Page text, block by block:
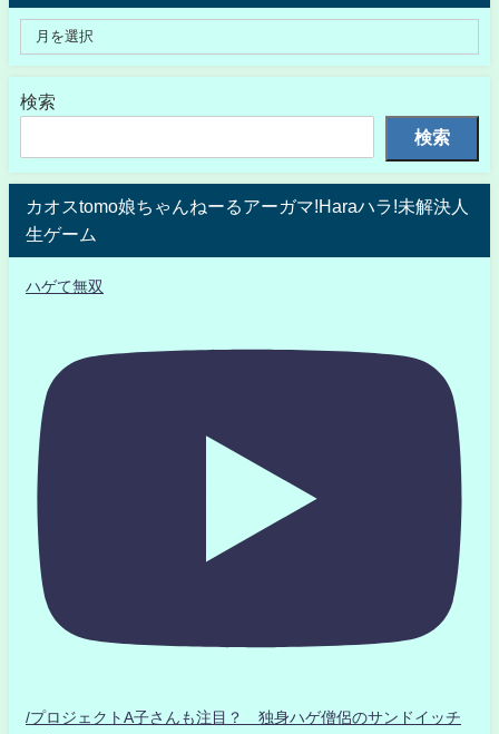
検索
検索
カオスtomo娘ちゃんねーるアーガマ!Haraハラ!未解決人
生ゲーム
ハゲて無双
/プロジェクトA子さんも注目？ 独身ハゲ僧侶のサンドイッチ